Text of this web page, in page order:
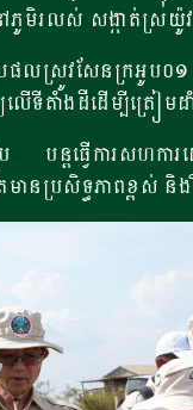
លស់ សង្កាត់ស្រយ៉ូវ
លផលស្រូវសែនក្រអូ
យលើទីតាំងដីដើម្បីត្រៀ
បន្តធ្វើការសហ
នប្រសិទ្ធភាពខ្ពស់ និង